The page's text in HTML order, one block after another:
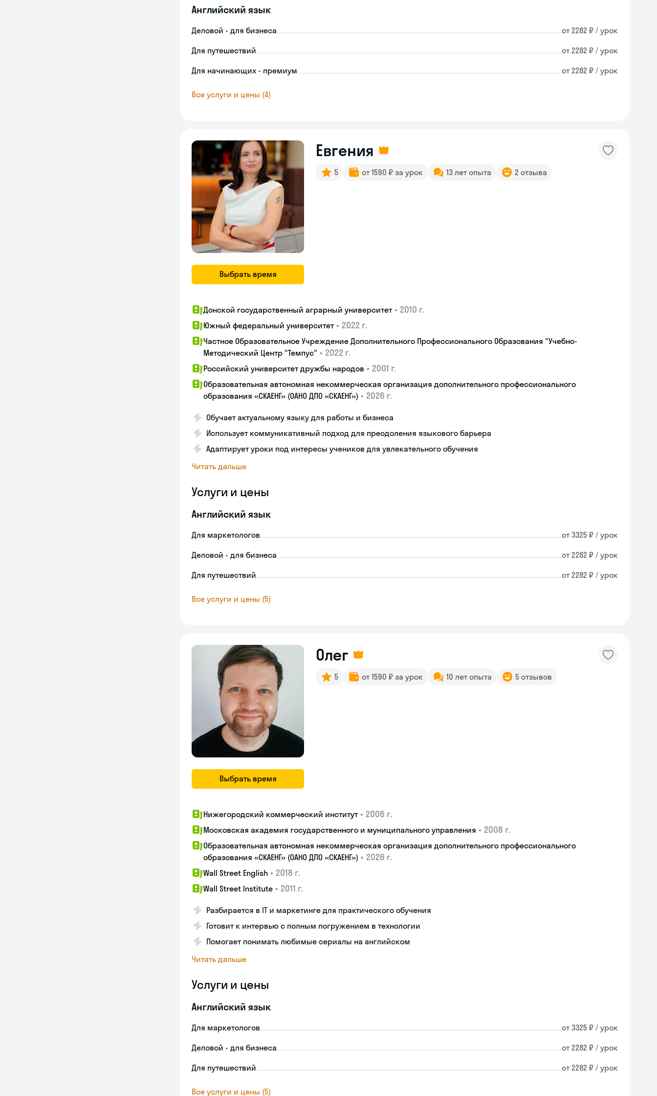
Английский язык
Деловой - для бизнеса от 2282 ₽ / урок
Для путешествий от 2282 ₽ / урок
Для начинающих - премиум от 2282 ₽ / урок
Все услуги и цены (4)
Выбрать время
Евгения
5 от 1590 ₽ за урок 13 лет опыта 2 отзыва
Донской государственный аграрный университет • 2010 г.
Южный федеральный университет • 2022 г.
Частное Образовательное Учреждение Дополнительного Профессионального Образования "Учебно-
Методический Центр "Темпус" • 2022 г.
Российский университет дружбы народов • 2001 г.
Образовательная автономная некоммерческая организация дополнительного профессионального
образования «СКАЕНГ» (ОАНО ДПО «СКАЕНГ») • 2026 г.
Обучает актуальному языку для работы и бизнеса
Использует коммуникативный подход для преодоления языкового барьера
Адаптирует уроки под интересы учеников для увлекательного обучения
Читать дальше
Услуги и цены
Английский язык
Для маркетологов от 3325 ₽ / урок
Деловой - для бизнеса от 2282 ₽ / урок
Для путешествий от 2282 ₽ / урок
Все услуги и цены (5)
Выбрать время
Олег
5 от 1590 ₽ за урок 10 лет опыта 5 отзывов
Нижегородский коммерческий институт • 2006 г.
Московская академия государственного и муниципального управления • 2008 г.
Образовательная автономная некоммерческая организация дополнительного профессионального
образования «СКАЕНГ» (ОАНО ДПО «СКАЕНГ») • 2026 г.
Wall Street English • 2018 г.
Wall Street Institute • 2011 г.
Разбирается в IT и маркетинге для практического обучения
Готовит к интервью с полным погружением в технологии
Помогает понимать любимые сериалы на английском
Читать дальше
Услуги и цены
Английский язык
Для маркетологов от 3325 ₽ / урок
Деловой - для бизнеса от 2282 ₽ / урок
Для путешествий от 2282 ₽ / урок
Все услуги и цены (5)